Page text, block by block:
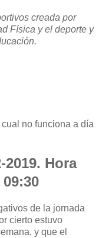
creada por
Física y el deporte y
cual no funciona a día
Hora
de la jornada
cierto estuvo
y que el